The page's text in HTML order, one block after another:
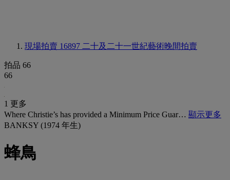
現場拍賣 16897 二十及二十一世紀藝術晚間拍賣
拍品 66
66
1 更多
Where Christie’s has provided a Minimum Price Guar… 顯示更多
BANKSY (1974 年生)
蜂鳥